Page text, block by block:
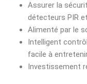
Assurer la
détecteurs PIR
Alimenté par le
Intelligent
facile à
Investissement